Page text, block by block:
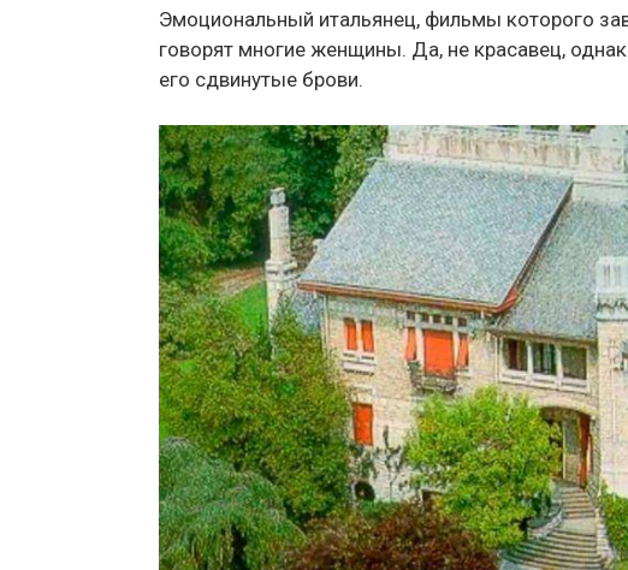
Эмоциональный итальянец, фильмы которого
говорят многие женщины. Да, не красавец,
его сдвинутые брови.